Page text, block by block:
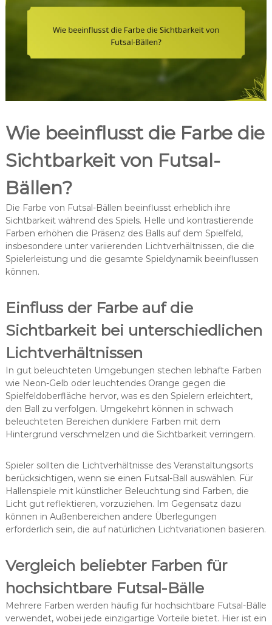
Wie beeinflusst die Farbe die
Sichtbarkeit von Futsal-
Bällen?
Die Farbe von Futsal-Bällen beeinflusst erheblich ihre
Sichtbarkeit während des Spiels. Helle und kontrastierende
Farben erhöhen die Präsenz des Balls auf dem Spielfeld,
insbesondere unter variierenden Lichtverhältnissen, die die
Spielerleistung und die gesamte Spieldynamik beeinflussen
können.
Einfluss der Farbe auf die
Sichtbarkeit bei unterschiedlichen
Lichtverhältnissen
In gut beleuchteten Umgebungen stechen lebhafte Farben
wie Neon-Gelb oder leuchtendes Orange gegen die
Spielfeldoberfläche hervor, was es den Spielern erleichtert,
den Ball zu verfolgen. Umgekehrt können in schwach
beleuchteten Bereichen dunklere Farben mit dem
Hintergrund verschmelzen und die Sichtbarkeit verringern.
Spieler sollten die Lichtverhältnisse des Veranstaltungsorts
berücksichtigen, wenn sie einen Futsal-Ball auswählen. Für
Hallenspiele mit künstlicher Beleuchtung sind Farben, die
Licht gut reflektieren, vorzuziehen. Im Gegensatz dazu
können in Außenbereichen andere Überlegungen
erforderlich sein, die auf natürlichen Lichtvariationen basieren.
Vergleich beliebter Farben für
hochsichtbare Futsal-Bälle
Mehrere Farben werden häufig für hochsichtbare Futsal-Bälle
verwendet, wobei jede einzigartige Vorteile bietet. Hier ist ein